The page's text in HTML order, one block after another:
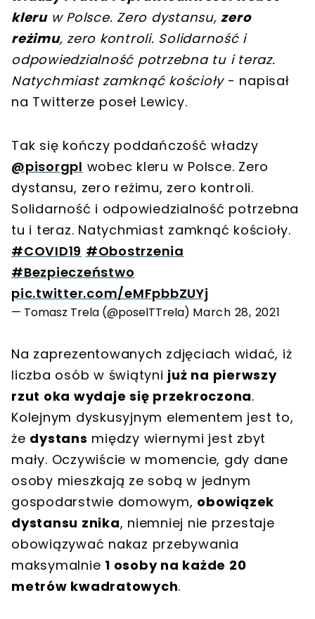
kleruw Polsce. Zero dystansu,zero
reżimu, zero kontroli. Solidarność i
odpowiedzialność potrzebna tu i teraz.
Natychmiast zamknąć kościoły- napisał
na Twitterze poseł Lewicy.
Tak się kończy poddańczość władzy
@pisorgpl wobec kleru w Polsce. Zero
dystansu, zero reżimu, zero kontroli.
Solidarność i odpowiedzialność potrzebna
tu i teraz. Natychmiast zamknąć kościoły.
#COVID19 #Obostrzenia
#Bezpieczeństwo
pic.twitter.com/eMFpbbZUYj
— Tomasz Trela (@poselTTrela) March 28, 2021
Na zaprezentowanych zdjęciach widać, iż
liczba osób w świątyni już na pierwszy
rzut oka wydaje się przekroczona.
Kolejnym dyskusyjnym elementem jest to,
że dystans między wiernymi jest zbyt
mały. Oczywiście w momencie, gdy dane
osoby mieszkają ze sobą w jednym
gospodarstwie domowym, obowiązek
dystansu znika, niemniej nie przestaje
obowiązywać nakaz przebywania
maksymalnie 1 osoby na każde 20
metrów kwadratowych.